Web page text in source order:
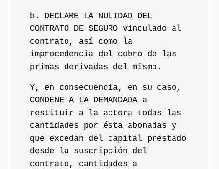
b. DECLARE LA NULIDAD DEL
CONTRATO DE SEGURO vinculado al
contrato, así como la
improcedencia del cobro de las
primas derivadas del mismo.
Y, en consecuencia, en su caso,
CONDENE A LA DEMANDADA a
restituir a la actora todas las
cantidades por ésta abonadas y
que excedan del capital prestado
desde la suscripción del
contrato, cantidades a